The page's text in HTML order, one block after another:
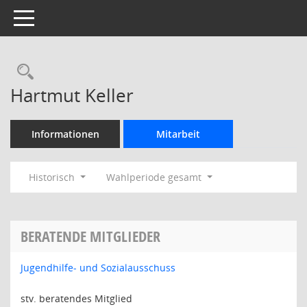
Toggle navigation
Rechercheauswahl
Hartmut Keller
Informationen Mitarbeit
Historisch Wahlperiode gesamt
BERATENDE MITGLIEDER
Jugendhilfe- und Sozialausschuss
stv. beratendes Mitglied